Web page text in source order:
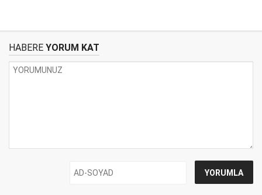
HABERE YORUM KAT